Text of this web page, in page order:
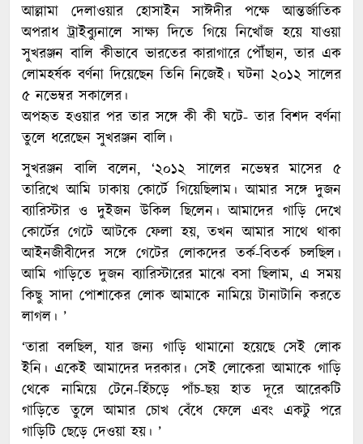
আল্লামা দেলাওয়ার হোসাইন সাঈদীর পক্ষে আন্তর্জাতিক
অপরাধ ট্রাইব্যুনালে সাক্ষ্য দিতে গিয়ে নিখোঁজ হয়ে যাওয়া
সুখরঞ্জন বালি কীভাবে ভারতের কারাগারে পৌঁছান, তার এক
লোমহর্ষক বর্ণনা দিয়েছেন তিনি নিজেই। ঘটনা ২০১২ সালের
৫ নভেম্বর সকালের।
অপহৃত হওয়ার পর তার সঙ্গে কী কী ঘটে- তার বিশদ বর্ণনা
তুলে ধরেছেন সুখরঞ্জন বালি।
সুখরঞ্জন বালি বলেন, ‘২০১২ সালের নভেম্বর মাসের ৫
তারিখে আমি ঢাকায় কোর্টে গিয়েছিলাম। আমার সঙ্গে দুজন
ব্যারিস্টার ও দুইজন উকিল ছিলেন। আমাদের গাড়ি দেখে
কোর্টের গেটে আটকে ফেলা হয়, তখন আমার সাথে থাকা
আইনজীবীদের সঙ্গে গেটের লোকদের তর্ক-বিতর্ক চলছিল।
আমি গাড়িতে দুজন ব্যারিস্টারের মাঝে বসা ছিলাম, এ সময়
কিছু সাদা পোশাকের লোক আমাকে নামিয়ে টানাটানি করতে
লাগল। ’
‘তারা বলছিল, যার জন্য গাড়ি থামানো হয়েছে সেই লোক
ইনি। একেই আমাদের দরকার। সেই লোকেরা আমাকে গাড়ি
থেকে নামিয়ে টেনে-হিঁচড়ে পাঁচ-ছয় হাত দূরে আরেকটি
গাড়িতে তুলে আমার চোখ বেঁধে ফেলে এবং একটু পরে
গাড়িটি ছেড়ে দেওয়া হয়। ’